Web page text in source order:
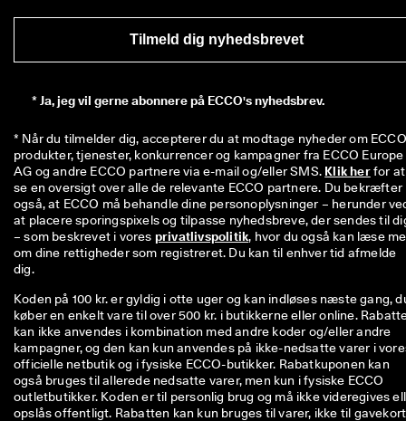
Tilmeld dig nyhedsbrevet
*Ja, jeg vil gerne abonnere på ECCO's nyhedsbrev.
* Når du tilmelder dig, accepterer du at modtage nyheder om
produkter, tjenester, konkurrencer og kampagner fra ECCO Europe
AG og andre ECCO partnere via e-mail og/eller SMS. Klik her for at
se en oversigt over alle de relevante ECCO partnere. Du bekræfter
også, at ECCO må behandle dine personoplysninger – herunder
at placere sporingspixels og tilpasse nyhedsbreve, der sendes til
– som beskrevet i vores privatlivspolitik, hvor du også kan læse
om dine rettigheder som registreret. Du kan til enhver tid afmelde
dig.
Koden på 100 kr. er gyldig i otte uger og kan indløses næste gang,
køber en enkelt vare til over 500 kr. i butikkerne eller online.
kan ikke anvendes i kombination med andre koder og/eller andre
kampagner, og den kan kun anvendes på ikke-nedsatte varer i
officielle netbutik og i fysiske ECCO-butikker. Rabatkuponen kan
også bruges til allerede nedsatte varer, men kun i fysiske ECCO
outletbutikker. Koden er til personlig brug og må ikke videregives
opslås offentligt. Rabatten kan kun bruges til varer, ikke til